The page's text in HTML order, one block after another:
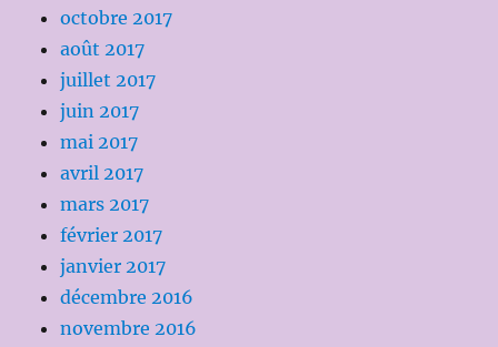
octobre 2017
août 2017
juillet 2017
juin 2017
mai 2017
avril 2017
mars 2017
février 2017
janvier 2017
décembre 2016
novembre 2016